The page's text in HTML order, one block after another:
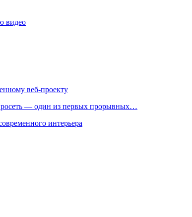
видео
веб-проекту
— один из первых прорывных…
интерьера